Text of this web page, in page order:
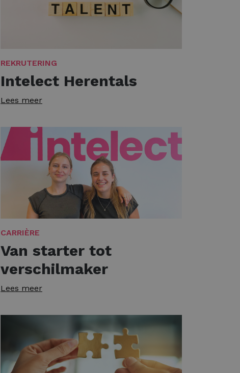
REKRUTERING
Intelect Herentals
Lees meer
CARRIÈRE
Van starter tot
verschilmaker
Lees meer